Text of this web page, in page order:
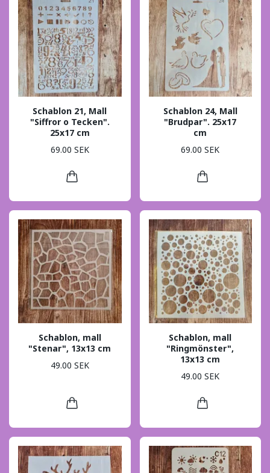
Schablon 21, Mall
"Siffror o Tecken".
25x17 cm
69.00 SEK
Schablon 24, Mall
"Brudpar". 25x17
cm
69.00 SEK
Schablon, mall
"Stenar", 13x13 cm
49.00 SEK
Schablon, mall
"Ringmönster",
13x13 cm
49.00 SEK